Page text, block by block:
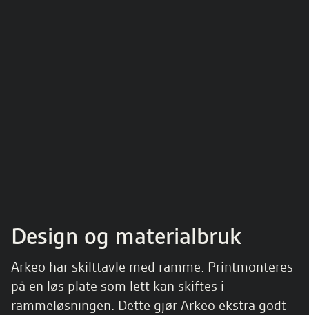
Design og materialbruk
Arkeo har skilttavle med ramme. Printmonteres
på en løs plate som lett kan skiftes i
rammeløsningen. Dette gjør Arkeo ekstra godt